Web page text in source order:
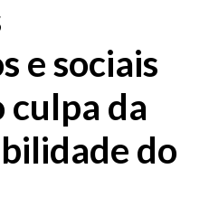
e sociais
culpa da
do